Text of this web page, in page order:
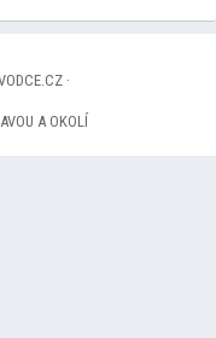
·
A OKOLÍ